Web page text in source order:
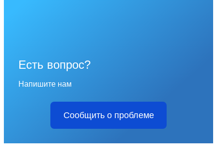
Есть вопрос?
Напишите нам
Сообщить о проблеме